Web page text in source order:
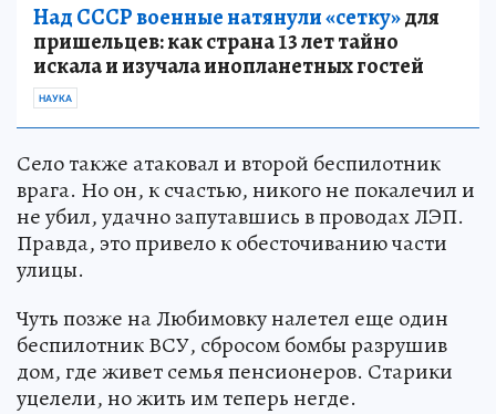
Над СССР военные натянули «сетку»для
пришельцев: как страна 13 лет тайно
искала и изучала инопланетных гостей
НАУКА
Село также атаковал и второй беспилотник
врага. Но он, к счастью, никого не покалечил и
не убил, удачно запутавшись в проводах ЛЭП.
Правда, это привело к обесточиванию части
улицы.
Чуть позже на Любимовку налетел еще один
беспилотник ВСУ, сбросом бомбы разрушив
дом, где живет семья пенсионеров. Старики
уцелели, но жить им теперь негде.